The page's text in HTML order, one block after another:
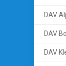
DAV
DAV
DAV